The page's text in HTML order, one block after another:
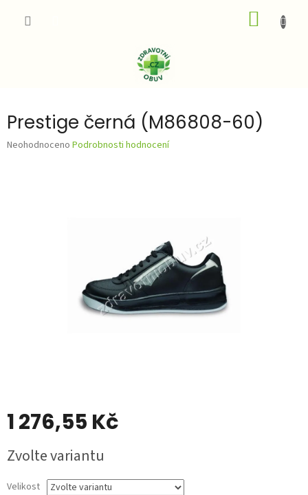
KOŠÍK
Prestige černá (M86808-60)
Průměrné
Neohodnoceno Podrobnosti hodnocení
1 276,55 Kč
cena:
Zvolte variantu
Velikost